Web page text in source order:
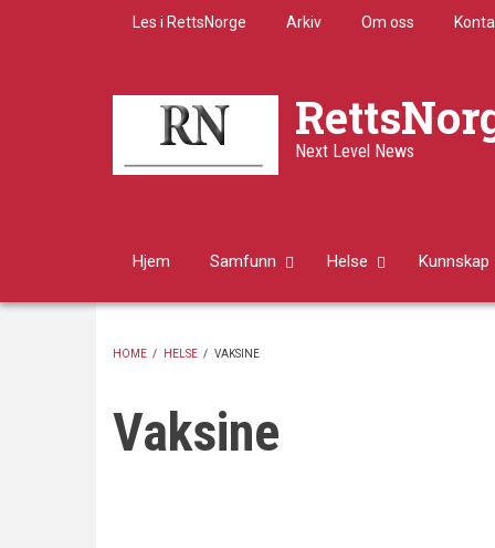
Les i RettsNorge Arkiv Om oss
Next Level News
Hjem Samfunn Helse Kunnskap
HOME / HELSE / VAKSINE
Vaksine